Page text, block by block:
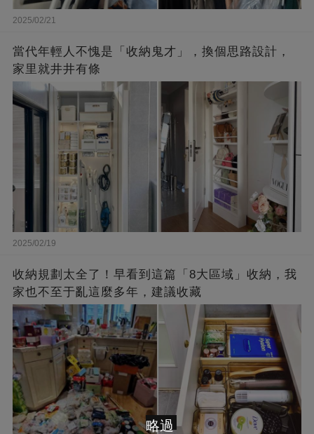
2025/02/21
當代年輕人不愧是「收納鬼才」，換個思路設計，
家里就井井有條
2025/02/19
收納規劃太全了！早看到這篇「8大區域」收納，我
家也不至于亂這麼多年，建議收藏
略過